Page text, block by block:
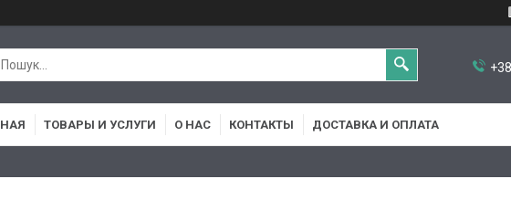
ТОВАРЫ И УСЛУГИ О НАС КОНТАКТЫ ДОСТАВКА И ОПЛАТА